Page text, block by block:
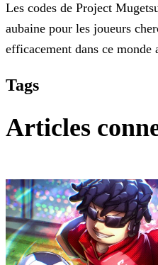
Les codes de Project
aubaine pour les joueurs
efficacement dans ce
Tags
Articles